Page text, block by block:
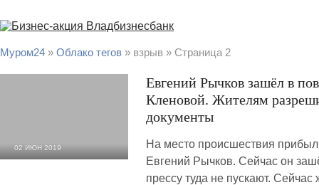
Муром24 » Облако тегов » взрыв » Страница 2
02 ИЮН 2019
Евгений Рычков зашёл в
Кленовой. Жителям
документы
На место происшествия
Евгений Рычков. Сейчас он
прессу туда не пускают.